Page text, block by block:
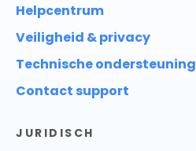
Helpcentrum
Veiligheid & privacy
Technische ondersteuning
Contact support
JURIDISCH